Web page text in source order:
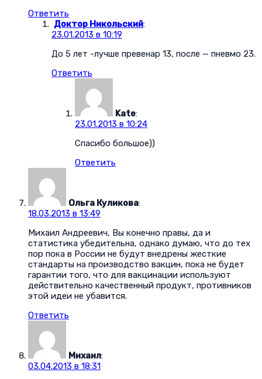
Ответить
Доктор Никольский:
23.01.2013 в 10:19
До 5 лет -лучше превенар 13, после — пневмо 23.
Ответить
Kate:
23.01.2013 в 10:24
Спасибо большое))
Ответить
Ольга Куликова:
18.03.2013 в 13:49
Михаил Андреевич, Вы конечно правы, да и
статистика убедительна, однако думаю, что до тех
пор пока в России не будут внедрены жесткие
стандарты на производство вакцин, пока не будет
гарантии того, что для вакцинации используют
действительно качественный продукт, противников
этой идеи не убавится.
Ответить
Михаил:
03.04.2013 в 18:31